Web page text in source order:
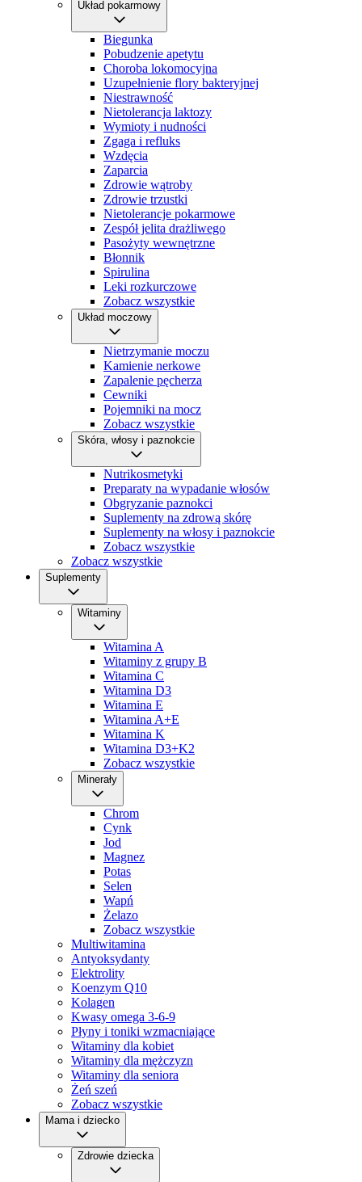
Układ pokarmowy
Biegunka
Pobudzenie apetytu
Choroba lokomocyjna
Uzupełnienie flory bakteryjnej
Niestrawność
Nietolerancja laktozy
Wymioty i nudności
Zgaga i refluks
Wzdęcia
Zaparcia
Zdrowie wątroby
Zdrowie trzustki
Nietolerancje pokarmowe
Zespół jelita drażliwego
Pasożyty wewnętrzne
Błonnik
Spirulina
Leki rozkurczowe
Zobacz wszystkie
Układ moczowy
Nietrzymanie moczu
Kamienie nerkowe
Zapalenie pęcherza
Cewniki
Pojemniki na mocz
Zobacz wszystkie
Skóra, włosy i paznokcie
Nutrikosmetyki
Preparaty na wypadanie włosów
Obgryzanie paznokci
Suplementy na zdrową skórę
Suplementy na włosy i paznokcie
Zobacz wszystkie
Zobacz wszystkie
Suplementy
Witaminy
Witamina A
Witaminy z grupy B
Witamina C
Witamina D3
Witamina E
Witamina A+E
Witamina K
Witamina D3+K2
Zobacz wszystkie
Minerały
Chrom
Cynk
Jod
Magnez
Potas
Selen
Wapń
Żelazo
Zobacz wszystkie
Multiwitamina
Antyoksydanty
Elektrolity
Koenzym Q10
Kolagen
Kwasy omega 3-6-9
Płyny i toniki wzmacniające
Witaminy dla kobiet
Witaminy dla mężczyzn
Witaminy dla seniora
Żeń szeń
Zobacz wszystkie
Mama i dziecko
Zdrowie dziecka